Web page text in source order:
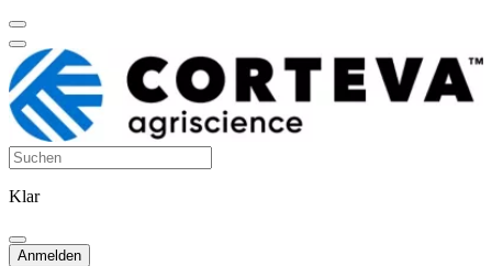
Klar
Anmelden